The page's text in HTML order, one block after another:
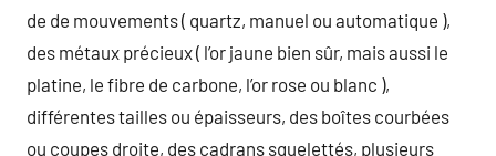
de de mouvements ( quartz, manuel ou automatique ),
des métaux précieux ( l’or jaune bien sûr, mais aussi le
platine, le fibre de carbone, l’or rose ou blanc ),
différentes tailles ou épaisseurs, des boîtes courbées
ou coupes droite, des cadrans squelettés, plusieurs